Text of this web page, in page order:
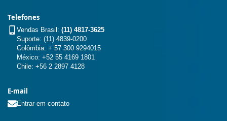
Telefones
Vendas Brasil: (11) 4817-3625
Suporte: (11) 4839-0200
Colômbia: + 57 300 9294015
México: +52 55 4169 1801
Chile: +56 2 2897 4128
E-mail
Entrar em contato